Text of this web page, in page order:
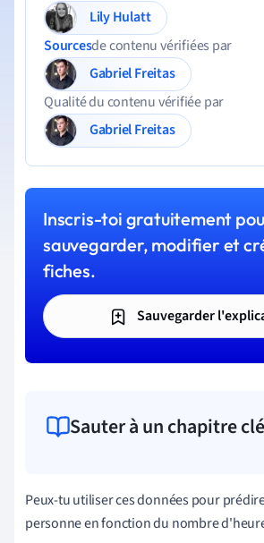
Lily Hulatt
Sourcesde contenu vérifiées par
Gabriel Freitas
Qualité du contenu vérifiée par
Gabriel Freitas
Inscris-toi gratuitement
sauvegarder, modifier et
fiches.
Sauvegarder
Sauter à un chapitre clé
Peux-tuutilisercesdonnéespour
personneenfonctiondu nombred'